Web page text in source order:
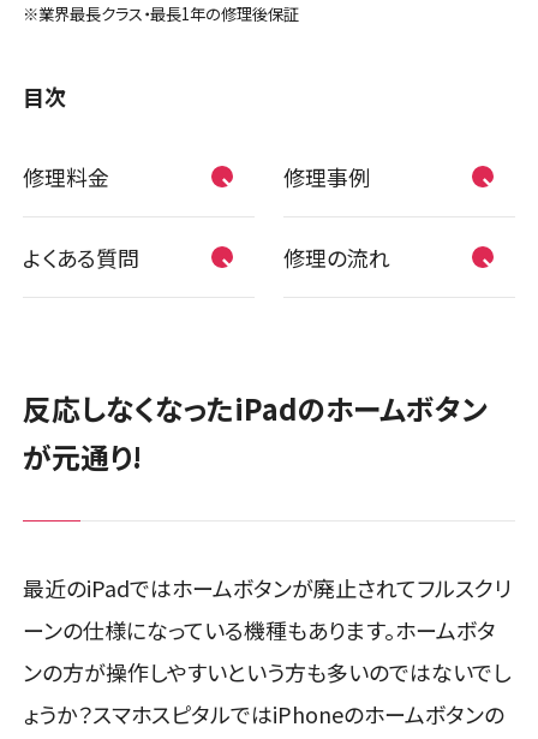
※業界最長クラス・最長1年の修理後保証
目次
修理料金 修理事例
よくある質問 修理の流れ
反応しなくなったiPadのホームボタン
が元通り!
最近のiPadではホームボタンが廃止されてフルスクリ
ーンの仕様になっている機種もあります。ホームボタ
ンの方が操作しやすいという方も多いのではないでし
ょうか？スマホスピタルではiPhoneのホームボタンの